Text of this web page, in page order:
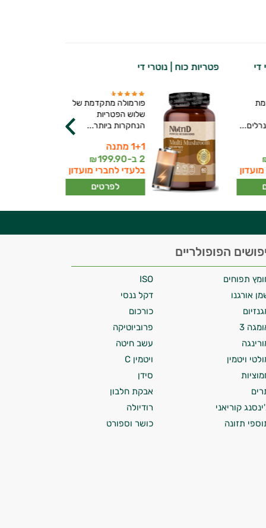
די פטריות כוח | נוטרי די
פורמולה מתקדמת של
שלוש הפטריות
הנחקרות ביותר...
1+1 מתנה
2 ב-
199.90
₪
בלעדי לחברי מועדון
לפרטים
הפופולריים
תפוחים
ISO
אורגנו
דקל ננסי
כורכום
3
פרוביוטיקה
עשב חיטה
ויטמין
ויטמין C
סידן
אבקת חלבון
קוריאני
רודיולה
תזונה
כושר וספורט